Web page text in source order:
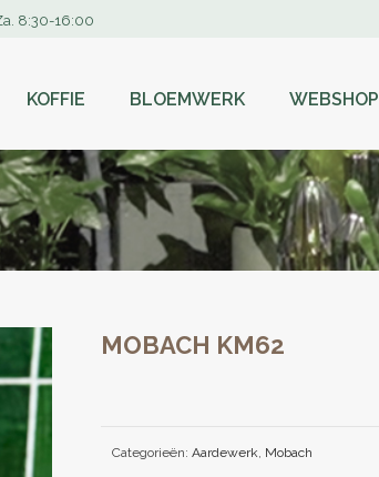
8:30-16:00
KOFFIE BLOEMWERK WEBSHOP
MOBACH KM62
Categorieën: Aardewerk, Mobach